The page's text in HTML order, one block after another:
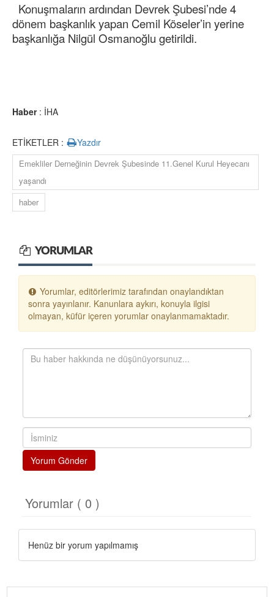
Konuşmaların ardından Devrek Şubesi’nde 4
dönem başkanlık yapan Cemil Köseler’in yerine
başkanlığa Nilgül Osmanoğlu getirildi.
Haber: İHA
ETİKETLER : Yazdır
Emekliler Derneğinin Devrek Şubesinde 11.Genel Kurul Heyecanı
yaşandı
haber
YORUMLAR
Yorumlar, editörlerimiz tarafından onaylandıktan
sonra yayınlanır. Kanunlara aykırı, konuyla ilgisi
olmayan, küfür içeren yorumlar onaylanmamaktadır.
Yorum Gönder
Yorumlar ( 0 )
Henüz bir yorum yapılmamış